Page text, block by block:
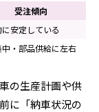
受注傾向
安定している
中・部品供給に左右
の生産計画や供
に「納車状況の